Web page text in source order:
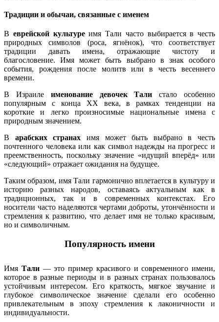
Традиции и обычаи, связанные с именем
В еврейской культуреимя Тали часто выбирается в честь
природных символов (роса, ягнёнок), что соответствует
традиции давать имена, отражающие чистоту и
благословение. Имя может быть выбрано в знак особого
события, рождения после молитв или в честь весеннего
времени.
В Израиле именование девочек Тали стало особенно
популярным с конца XX века, в рамках тенденции на
короткие и легко произносимые национальные имена с
природным значением.
В арабских странах имя может быть выбрано в честь
почтенного человека или как символ надежды на прогресс и
преемственность, поскольку значение «идущий вперёд» или
«следующий» отражает ожидания на будущее.
Таким образом, имя Тали гармонично вплетается в культуру и
историю разных народов, оставаясь актуальным как в
традиционных, так и в современных контекстах. Его
носители часто наделяются чертами доброты, утончённости и
стремления к развитию, что делает имя не только красивым,
но и символичным.
Популярность имени
Имя Тали— это пример красивого и современного имени,
которое в разные периоды и в разных странах пользовалось
устойчивым интересом. Его краткость, мягкое звучание и
глубокое символическое значение сделали его особенно
привлекательным в эпоху стремления к лаконичности и
индивидуальности.